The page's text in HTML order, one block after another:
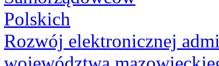
Rozwój elektronicznej